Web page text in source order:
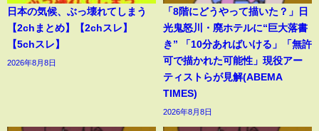
日本の気候、ぶっ壊れてしまう
【2chまとめ】【2chスレ】
【5chスレ】
2026年8月8日
「8階にどうやって描いた？」日
光鬼怒川・廃ホテルに“巨大落書
き” 「10分あればいける」「無許
可で描かれた可能性」現役アー
ティストらが見解(ABEMA
TIMES)
2026年8月8日